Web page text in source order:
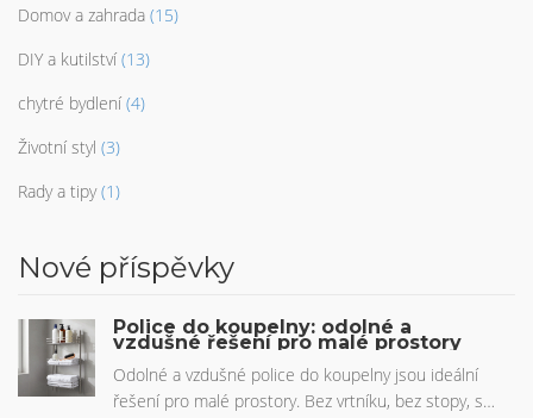
Domov a zahrada (15)
DIY a kutilství (13)
chytré bydlení (4)
Životní styl (3)
Rady a tipy (1)
Nové příspěvky
Police do koupelny: odolné a
vzdušné řešení pro malé prostory
Odolné a vzdušné police do koupelny jsou ideální
řešení pro malé prostory. Bez vrtníku, bez stopy, s